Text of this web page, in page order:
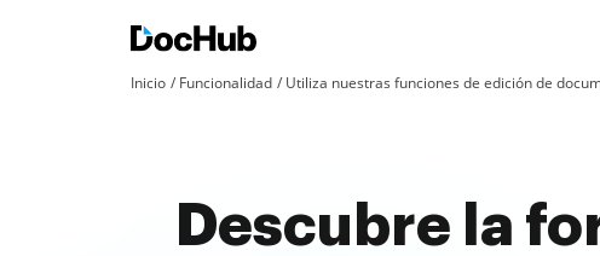
Inicio Funcionalidad Utiliza nuestras funciones de edición de
Descubre la